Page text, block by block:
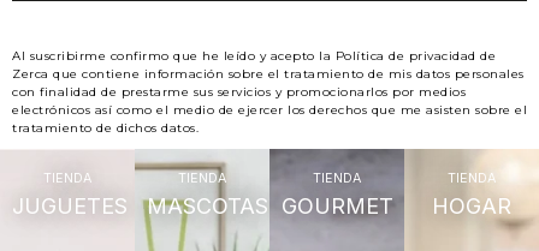
Al suscribirme confirmo que he leído y acepto la Política de privacidad de
Zerca que contiene información sobre el tratamiento de mis datos personales
con finalidad de prestarme sus servicios y promocionarlos por medios
electrónicos así como el medio de ejercer los derechos que me asisten sobre el
tratamiento de dichos datos.
TIENDA
JUGUETES
TIENDA
MASCOTAS
TIENDA
GOURMET
TIENDA
HOGAR